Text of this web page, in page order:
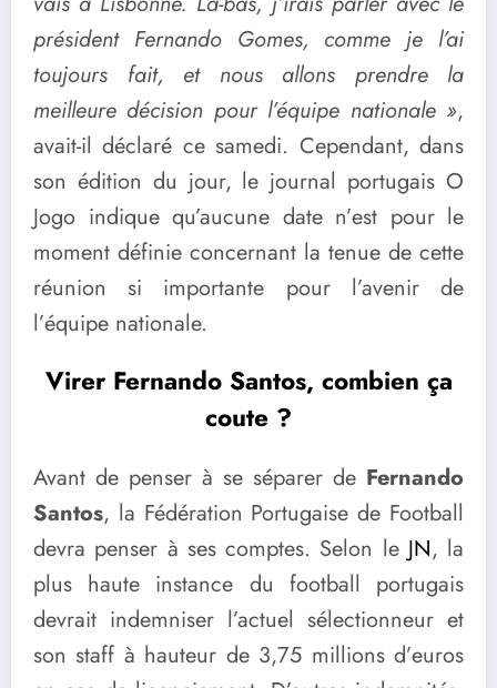
président Fernando Gomes, comme je l’ai
toujours fait, et nous allons prendre la
meilleure décision pour l’équipe nationale »,
avait-il déclaré ce samedi. Cependant, dans
son édition du jour, le journal portugais O
Jogo indique qu’aucune date n’est pour le
moment définie concernant la tenue de cette
réunion si importante pour l’avenir de
l’équipe nationale.
Virer Fernando Santos, combien ça
coute ?
Avant de penser à se séparer de Fernando
Santos, la Fédération Portugaise de Football
devra penser à ses comptes. Selon le JN, la
plus haute instance du football portugais
devrait indemniser l’actuel sélectionneur et
son staff à hauteur de 3,75 millions d’euros